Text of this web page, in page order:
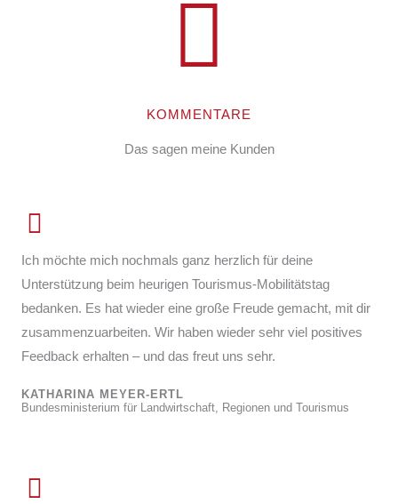
KOMMENTARE
Das sagen meine Kunden
Ich möchte mich nochmals ganz herzlich für deine
Unterstützung beim heurigen Tourismus-Mobilitätstag
bedanken. Es hat wieder eine große Freude gemacht, mit dir
zusammenzuarbeiten. Wir haben wieder sehr viel positives
Feedback erhalten – und das freut uns sehr.
KATHARINA MEYER-ERTL
Bundesministerium für Landwirtschaft, Regionen und Tourismus